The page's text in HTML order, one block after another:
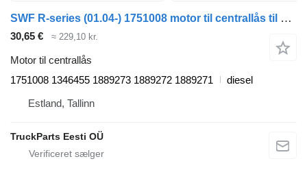
SWF R-series (01.04-) 1751008 motor til centrallås til Scania P,G,R,T-series (2004-2017) trækker
30,65 € ≈ 229,10 kr.
Motor til centrallås
1751008 1346455 1889273 1889272 1889271
diesel
Estland, Tallinn
TruckParts Eesti OÜ